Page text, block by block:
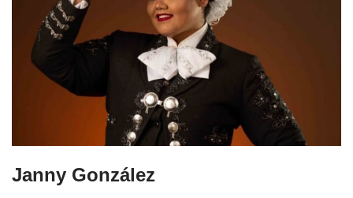
Janny González